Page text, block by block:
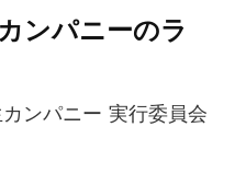
ンパニーのラ
ンパニー 実行委員会